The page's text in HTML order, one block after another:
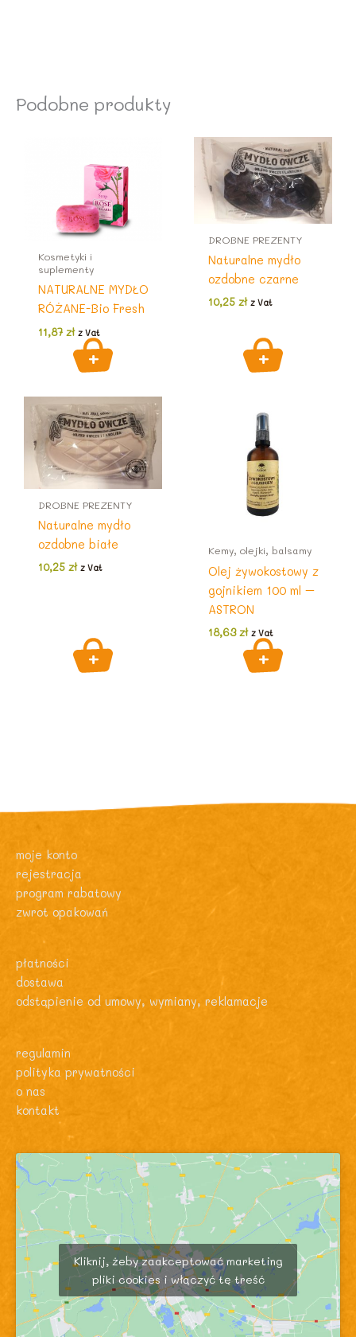
Podobne produkty
Kosmetyki i
suplementy
NATURALNE MYDŁO
RÓŻANE-Bio Fresh
11,87zł z Vat
DROBNE PREZENTY
Naturalne mydło
ozdobne czarne
10,25 zł z Vat
DROBNE PREZENTY
Naturalne mydło
ozdobne białe
10,25 zł z Vat
Kemy, olejki, balsamy
Olej żywokostowy z
gojnikiem 100 ml –
ASTRON
18,63zł z Vat
moje konto
rejestracja
program rabatowy
zwrot opakowań
płatności
dostawa
odstąpienie od umowy, wymiany, reklamacje
regulamin
polityka prywatności
o nas
kontakt
Kliknij, żeby zaakceptować marketing
pliki cookies i włączyć tę treść